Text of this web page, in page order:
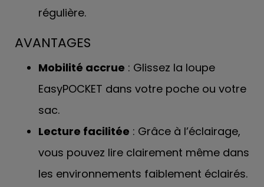
régulière.
AVANTAGES
Mobilité accrue : Glissez la loupe
EasyPOCKET dans votre poche ou votre
sac.
Lecture facilitée : Grâce à l’éclairage,
vous pouvez lire clairement même dans
les environnements faiblement éclairés.